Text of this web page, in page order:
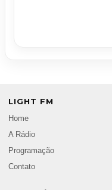
LIGHT FM
Home
A Rádio
Programação
Contato